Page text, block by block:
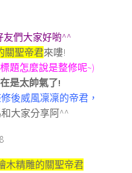
友們大家好喲^^
關聖帝君來嘍!
題怎麼說是整修呢~)
是太帥氣了!
後威風凜凜的帝君，
大家分享阿^^
木精雕的關聖帝君